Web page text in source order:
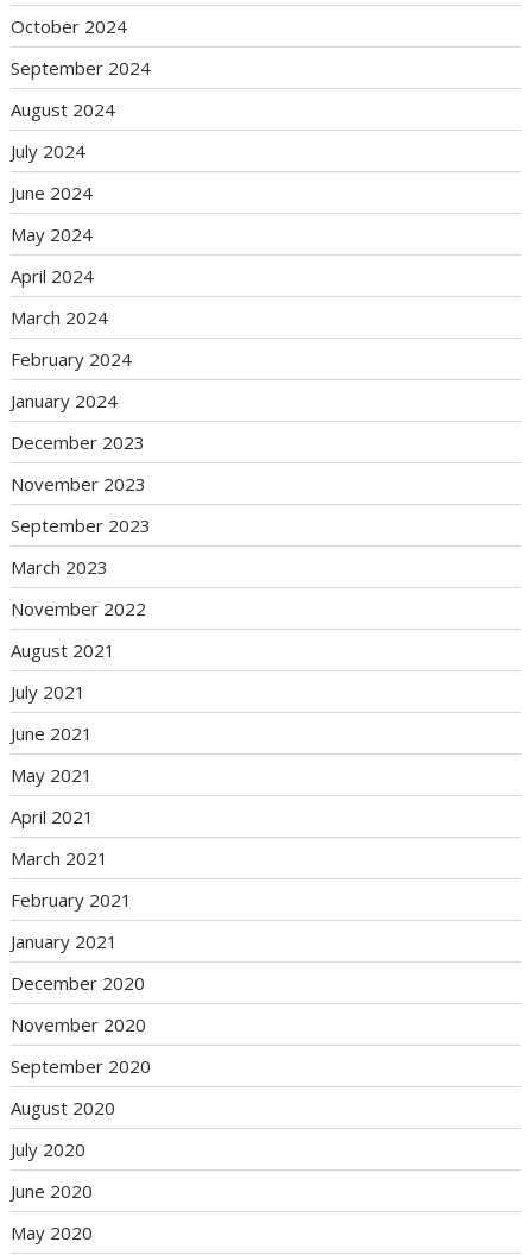
October 2024
September 2024
August 2024
July 2024
June 2024
May 2024
April 2024
March 2024
February 2024
January 2024
December 2023
November 2023
September 2023
March 2023
November 2022
August 2021
July 2021
June 2021
May 2021
April 2021
March 2021
February 2021
January 2021
December 2020
November 2020
September 2020
August 2020
July 2020
June 2020
May 2020